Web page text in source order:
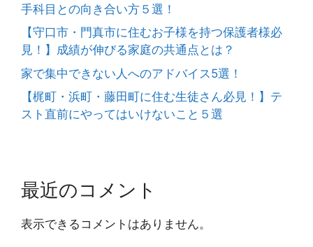
手科目との向き合い方５選！
【守口市・門真市に住むお子様を持つ保護者様必
見！】成績が伸びる家庭の共通点とは？
家で集中できない人へのアドバイス5選！
【梶町・浜町・藤田町に住む生徒さん必見！】テ
スト直前にやってはいけないこと５選
最近のコメント
表示できるコメントはありません。